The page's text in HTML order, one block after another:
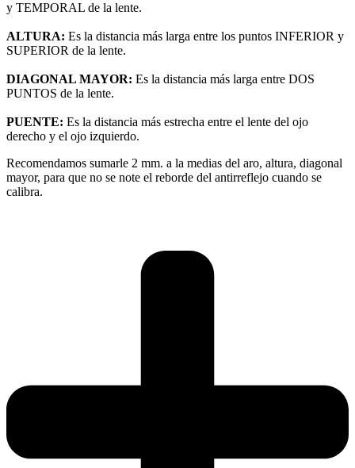
y TEMPORAL de la lente.
ALTURA: Es la distancia más larga entre los puntos INFERIOR y
SUPERIOR de la lente.
DIAGONAL MAYOR: Es la distancia más larga entre DOS
PUNTOS de la lente.
PUENTE: Es la distancia más estrecha entre el lente del ojo
derecho y el ojo izquierdo.
Recomendamos sumarle 2 mm. a la medias del aro, altura, diagonal
mayor, para que no se note el reborde del antirreflejo cuando se
calibra.